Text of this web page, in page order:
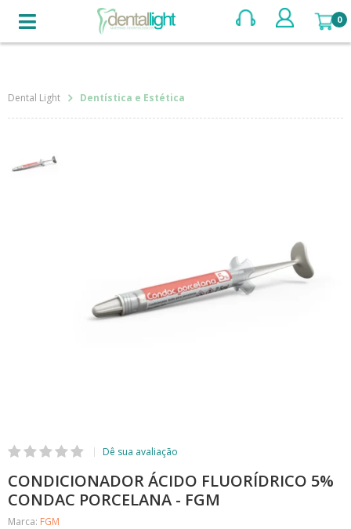
BUSCAR
Dentística e Estética
CONDICIONADOR ÁCIDO FLUORÍDRICO 5%
CONDAC PORCELANA - FGM
Marca: FGM